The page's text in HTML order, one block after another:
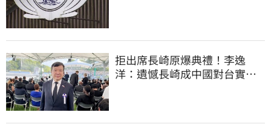
拒出席長崎原爆典禮！李逸
洋：遺憾長崎成中國對台實施